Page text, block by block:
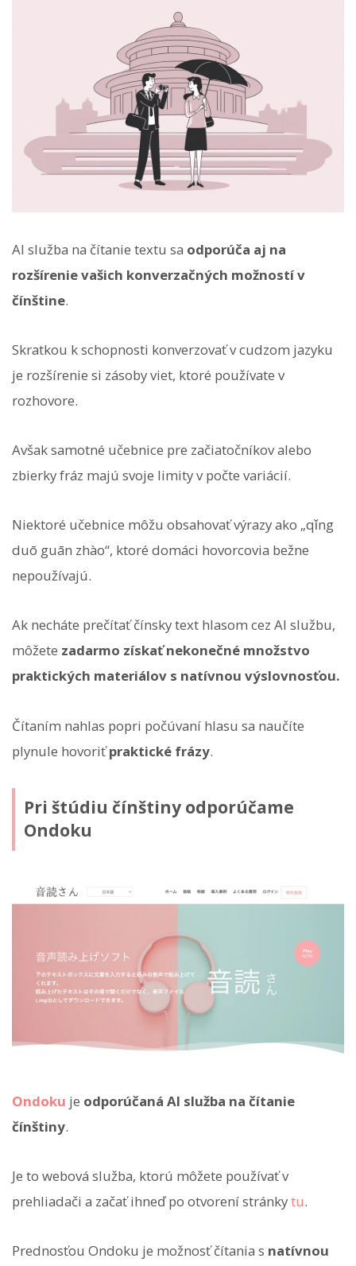
AI služba na čítanie textu sa odporúča aj na
rozšírenie vašich konverzačných možností v
čínštine.
Skratkou k schopnosti konverzovať v cudzom jazyku
je rozšírenie si zásoby viet, ktoré používate v
rozhovore.
Avšak samotné učebnice pre začiatočníkov alebo
zbierky fráz majú svoje limity v počte variácií.
Niektoré učebnice môžu obsahovať výrazy ako „qǐng
duō guān zhào“, ktoré domáci hovorcovia bežne
nepoužívajú.
Ak necháte prečítať čínsky text hlasom cez AI službu,
môžete zadarmo získať nekonečné množstvo
praktických materiálov s natívnou výslovnosťou.
Čítaním nahlas popri počúvaní hlasu sa naučíte
plynule hovoriťpraktické frázy.
Pri štúdiu čínštiny odporúčame
Ondoku
Ondoku je odporúčaná AI služba na čítanie
čínštiny.
Je to webová služba, ktorú môžete používať v
prehliadači a začať ihneď po otvorení stránkytu.
Prednosťou Ondoku je možnosť čítania s natívnou